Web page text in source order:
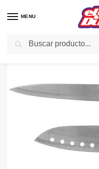
MENU
Inicio PAE / Cocina / Menaje